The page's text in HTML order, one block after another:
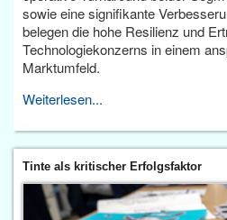
sowie eine signifikante
belegen die hohe Resilienz und
Technologiekonzerns in einem
Marktumfeld.
Weiterlesen...
Tinte als kritischer Erfolgsfaktor